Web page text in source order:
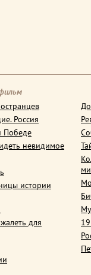
Россия
Победе
невидимое
истории
для